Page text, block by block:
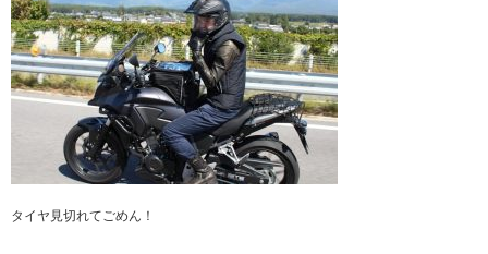
タイヤ見切れてごめん！